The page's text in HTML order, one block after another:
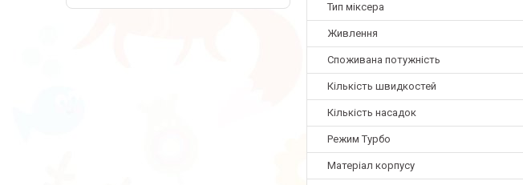
Тип міксера
Живлення
Споживана потужність
Кількість швидкостей
Кількість насадок
Режим Турбо
Матеріал корпусу